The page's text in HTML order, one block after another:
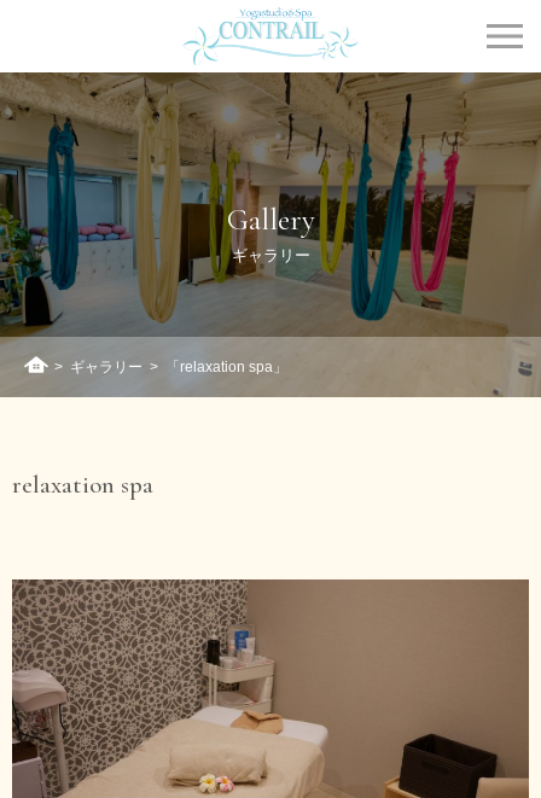
Contrail
Gallery
ギャラリー
ホーム
> ギャラリー > 「relaxation spa」
relaxation spa